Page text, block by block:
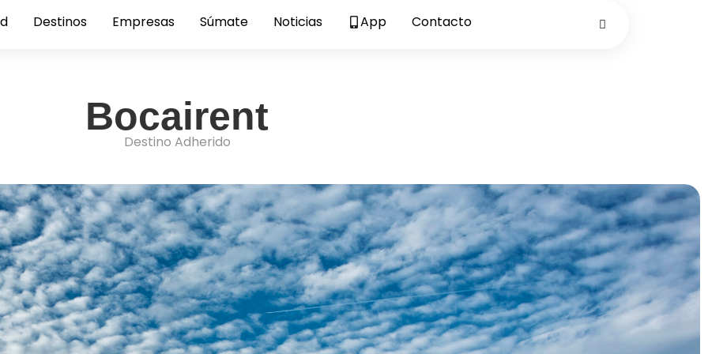
Destinos Empresas Súmate Noticias App Contacto
Bocairent
Destino Adherido